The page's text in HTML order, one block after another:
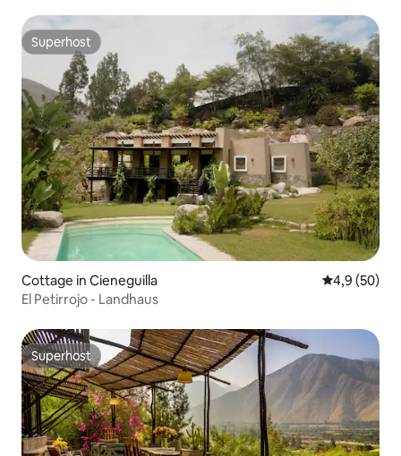
Superhost
Superhost
Cottage in Cieneguilla
4,9 (50)
El Petirrojo - Landhaus
Superhost
Superhost